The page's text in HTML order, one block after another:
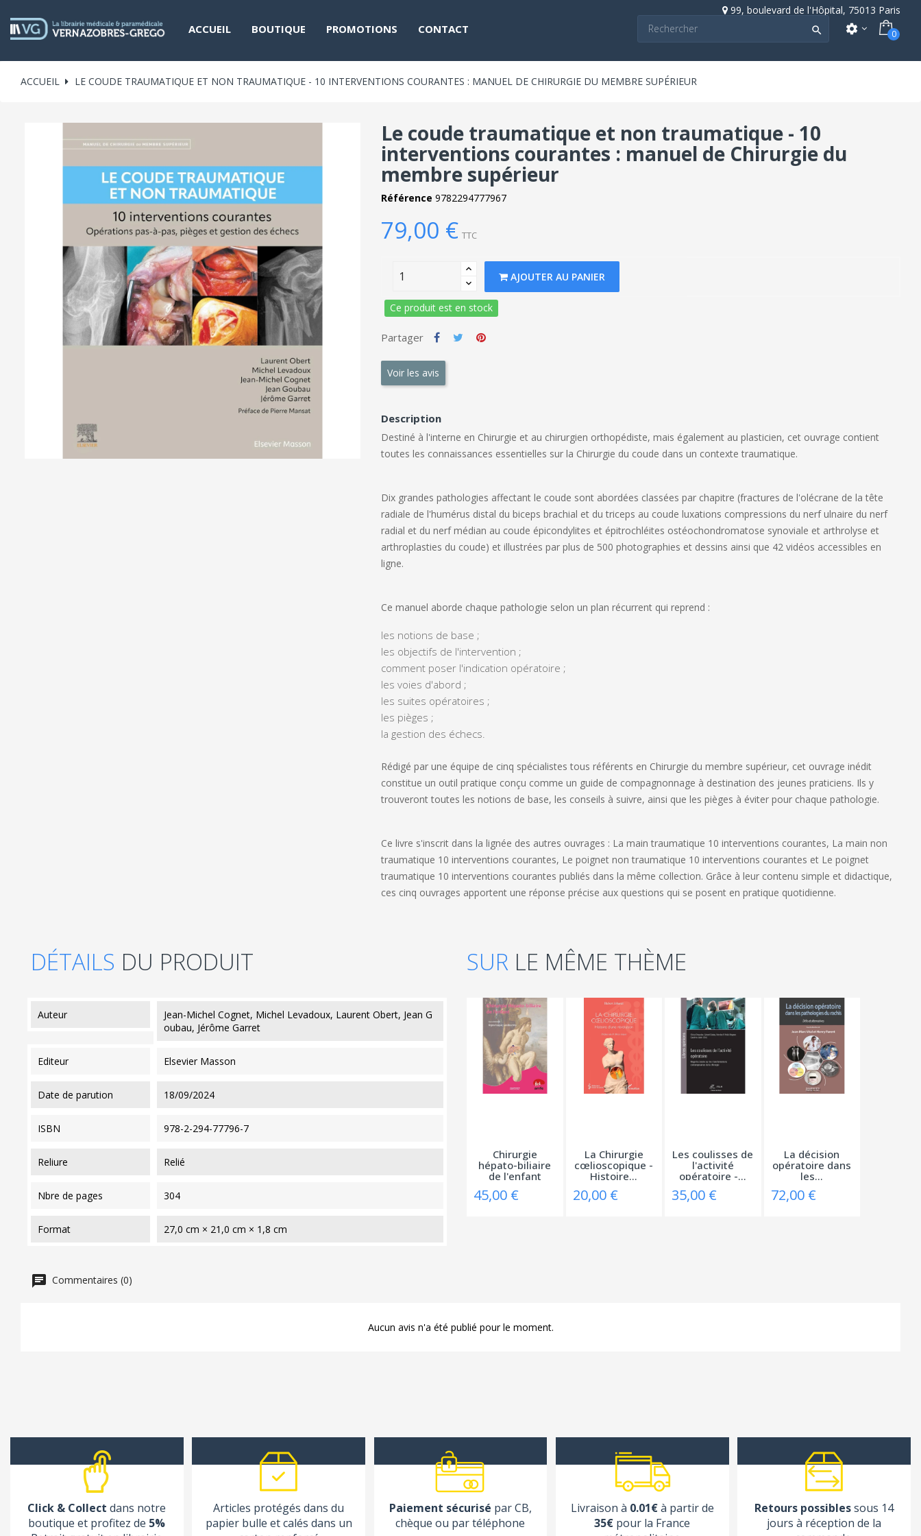
99, boulevard de l'Hôpital, 75013 Paris
ACCUEIL BOUTIQUE PROMOTIONS CONTACT  settings 0
ACCUEIL LE COUDE TRAUMATIQUE ET NON TRAUMATIQUE - 10 INTERVENTIONS COURANTES : MANUEL DE CHIRURGIE DU MEMBRE SUPÉRIEUR
Le coude traumatique et non traumatique - 10
interventions courantes : manuel de Chirurgie du
membre supérieur
Référence 9782294777967
79,00 € TTC
AJOUTER AU PANIER
Ce produit est en stock
Partager
Voir les avis
Description
Destiné à l'interne en Chirurgie et au chirurgien orthopédiste, mais également au plasticien, cet ouvrage contient
toutes les connaissances essentielles sur la Chirurgie du coude dans un contexte traumatique.
Dix grandes pathologies affectant le coude sont abordées classées par chapitre (fractures de l'olécrane de la tête
radiale de l'humérus distal du biceps brachial et du triceps au coude luxations compressions du nerf ulnaire du nerf
radial et du nerf médian au coude épicondylites et épitrochléites ostéochondromatose synoviale et arthrolyse et
arthroplasties du coude) et illustrées par plus de 500 photographies et dessins ainsi que 42 vidéos accessibles en
ligne.
Ce manuel aborde chaque pathologie selon un plan récurrent qui reprend :
les notions de base ;
les objectifs de l'intervention ;
comment poser l'indication opératoire ;
les voies d'abord ;
les suites opératoires ;
les pièges ;
la gestion des échecs.
Rédigé par une équipe de cinq spécialistes tous référents en Chirurgie du membre supérieur, cet ouvrage inédit
constitue un outil pratique conçu comme un guide de compagnonnage à destination des jeunes praticiens. Ils y
trouveront toutes les notions de base, les conseils à suivre, ainsi que les pièges à éviterpour chaque pathologie.
Ce livre s'inscrit dans la lignée des autres ouvrages : La main traumatique 10 interventions courantes, La main non
traumatique 10 interventions courantes, Le poignet non traumatique 10 interventions courantes et Le poignet
traumatique 10 interventions courantes publiés dans la même collection. Grâce à leur contenu simple et didactique,
ces cinq ouvrages apportent une réponse précise aux questions qui se posent en pratique quotidienne.
DÉTAILS DU PRODUIT
auteur
Jean-Michel Cognet, Michel Levadoux, Laurent Obert, Jean G
oubau, Jérôme Garret
editeur Elsevier Masson
date de parution 18/09/2024
ISBN 978-2-294-77796-7
reliure Relié
nbre de pages 304
format 27,0 cm × 21,0 cm × 1,8 cm
SUR LE MÊME THÈME
Chirurgie
hépato-biliaire
de l'enfant
45,00 €
La Chirurgie
cœlioscopique -
Histoire...
20,00 €
Les coulisses de
l'activité
opératoire -...
35,00 €
La décision
opératoire dans
les...
72,00 €
Commentaires (0)
Aucun avis n'a été publié pour le moment.
Click & Collect dans notre
boutique et profitez de 5%
Articles protégés dans du
papier bulle et calés dans un
Paiement sécurisé par CB,
chèque ou par téléphone
Livraison à 0.01€à partir de
35€ pour la France
Retours possiblessous 14
jours à réception de la